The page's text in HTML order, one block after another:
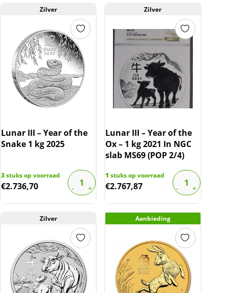
Zilver
Lunar III – Year of the
Snake 1 kg 2025
3stuks op voorraad
€2.736,70
Zilver
Lunar III – Year of the
Ox – 1 kg 2021 In NGC
slab MS69 (POP 2/4)
1 stuks op voorraad
€2.767,87
Zilver Aanbieding